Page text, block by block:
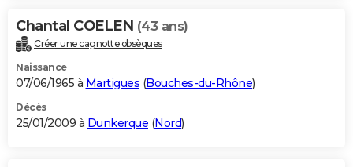
Chantal COELEN (43 ans)
Créer une cagnotte obsèques
Naissance
07/06/1965 à Martigues (Bouches-du-Rhône)
Décès
25/01/2009 à Dunkerque (Nord)